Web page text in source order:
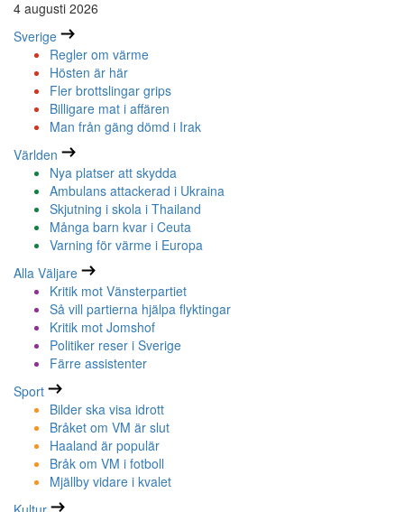
4 augusti 2026
Sverige
Regler om värme
Hösten är här
Fler brottslingar grips
Billigare mat i affären
Man från gäng dömd i Irak
Världen
Nya platser att skydda
Ambulans attackerad i Ukraina
Skjutning i skola i Thailand
Många barn kvar i Ceuta
Varning för värme i Europa
Alla Väljare
Kritik mot Vänsterpartiet
Så vill partierna hjälpa flyktingar
Kritik mot Jomshof
Politiker reser i Sverige
Färre assistenter
Sport
Bilder ska visa idrott
Bråket om VM är slut
Haaland är populär
Bråk om VM i fotboll
Mjällby vidare i kvalet